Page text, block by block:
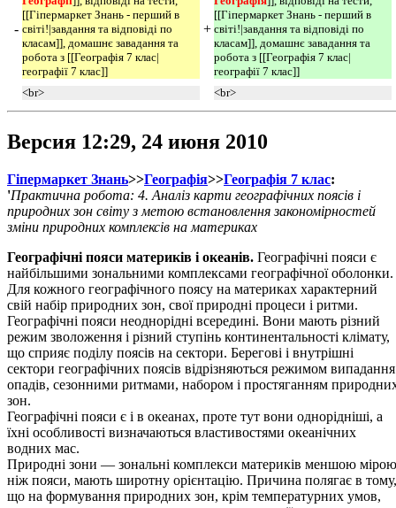
-
[[Гіпермаркет Знань - перший в
світі!|завдання та відповіді по
класам]], домашнє завадання та
робота з [[Географія 7 клас|
географії 7 клас]]
+
[[Гіпермаркет Знань - перший в
світі!|завдання та відповіді по
класам]], домашнє завадання та
робота з [[Географія 7 клас|
географії 7 клас]]
<br>
<br>
Версия 12:29, 24 июня 2010
Гіпермаркет Знань>>Географія>>Географія 7 клас:
'Практична робота: 4. Аналіз карти географічних поясів і
природних зон світу з метою встановлення закономірностей
зміни природних комплексів на материках
Географічні пояси материків і океанів. Географічні пояси є
найбільшими зональними комплексами географічної оболонки.
Для кожного географічного поясу на материках характерний
свій набір природних зон, свої природні процеси і ритми.
Географічні пояси неоднорідні всередині. Вони мають різний
режим зволоження і різний ступінь континентальності клімату,
що сприяє поділу поясів на сектори. Берегові і внутрішні
сектори географічних поясів відрізняються режимом випадання
опадів, сезонними ритмами, набором і простяганням
зон.
Географічні пояси є і в океанах, проте тут вони однорідніші, а
їхні особливості визначаються властивостями океанічних
водних мас.
Природні зони — зональні комплекси материків меншою
ніж пояси, мають широтну орієнтацію. Причина полягає в тому,
що на формування природних зон, крім температурних умов,